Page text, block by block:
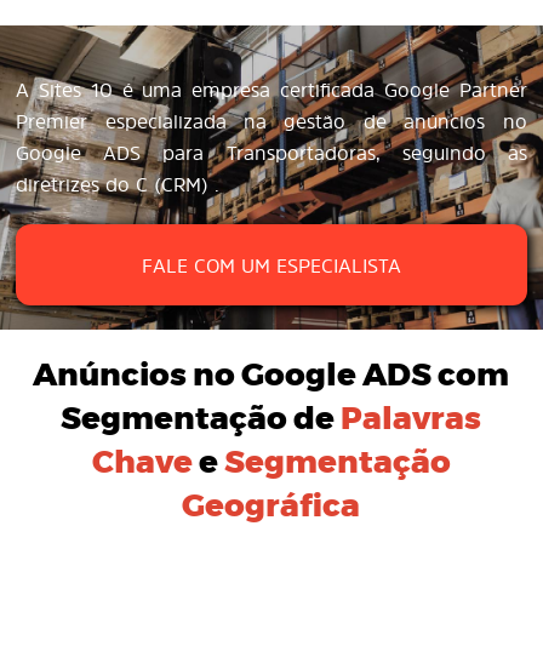
A Sites 10 é uma empresa certificada Google Partner
Premier especializada na gestão de anúncios no
Google ADS para Transportadoras, seguindo as
diretrizes do C (CRM) .
FALE COM UM ESPECIALISTA
Anúncios no Google ADS com
Segmentação de Palavras
ChaveeSegmentação
Geográfica